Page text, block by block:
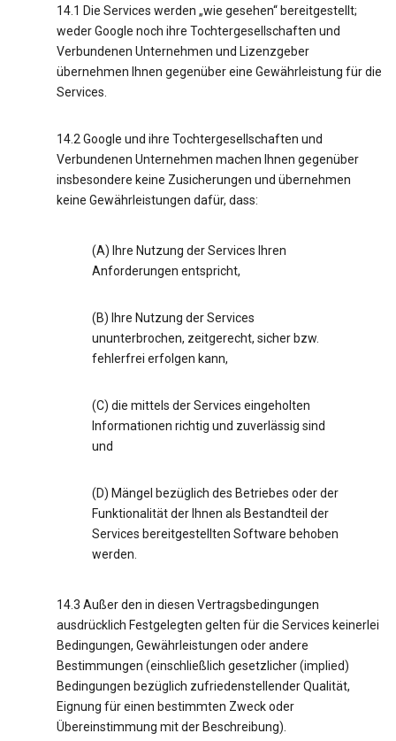
14.1 Die Services werden „wie gesehen“ bereitgestellt;
weder Google noch ihre Tochtergesellschaften und
Verbundenen Unternehmen und Lizenzgeber
übernehmen Ihnen gegenüber eine Gewährleistung für die
Services.
14.2 Google und ihre Tochtergesellschaften und
Verbundenen Unternehmen machen Ihnen gegenüber
insbesondere keine Zusicherungen und übernehmen
keine Gewährleistungen dafür, dass:
(A) Ihre Nutzung der Services Ihren
Anforderungen entspricht,
(B) Ihre Nutzung der Services
ununterbrochen, zeitgerecht, sicher bzw.
fehlerfrei erfolgen kann,
(C) die mittels der Services eingeholten
Informationen richtig und zuverlässig sind
und
(D) Mängel bezüglich des Betriebes oder der
Funktionalität der Ihnen als Bestandteil der
Services bereitgestellten Software behoben
werden.
14.3 Außer den in diesen Vertragsbedingungen
ausdrücklich Festgelegten gelten für die Services keinerlei
Bedingungen, Gewährleistungen oder andere
Bestimmungen (einschließlich gesetzlicher (implied)
Bedingungen bezüglich zufriedenstellender Qualität,
Eignung für einen bestimmten Zweck oder
Übereinstimmung mit der Beschreibung).